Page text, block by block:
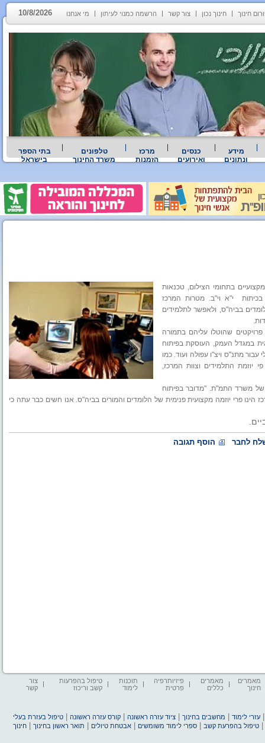
חינוך חינוך נכון צור קשר הרשמה כמנוי לעיתון מי אנחנו 10/8/2026
מידע
ונתונים
כנסים
ואירועים
מרכז
הזמנות
טלפונים
משרד החינוך
בתי הספר
בישראל
בתחומי הצילום, טכנאות
י"א וי"ב. מטרות המרכז
בביה"ס, ולאפשר לתלמידים
שהוטלו עליהם בתמורה
במגדל העמק, העוסקת בפיתוח
עבור מתנ"ס ויצ"ו עפולה ועוד. כמו
על הפקת לוחות שנה מעוצבים לשנת 2010. על פי יוזמת התלמידים וצוות המרכז,
של משרד התמ"ת. "מדובר בפיתוח
הינו פרי יוזמה מקצועית פנימית של הלומדים והמורים בביה"ס. אנו חשים כבר עתה כי
לחבר הוסף תגובה
מאמרים
חינוך
מאמרים
כללים
פיזיותרפיה
פרטית
תוכנות
לימוד
טיפול בהפרעות
קשב וריכוז
צור
קשר
עזרי לימוד מחשבים בחינוך |ציוד עזרה ראשונה |קורס עזרה ראשונה |טיפול בעזרת בעלי
|טיפול בהפרעת קשב |ספרי לימוד משומשים |אבטחת טיולים תואר ראשון בחינוך |חינוך